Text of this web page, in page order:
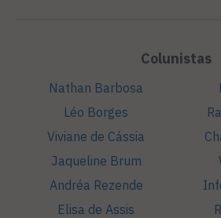
Colunistas
Nathan Barbosa
Léo Borges
Viviane de Cássia
Jaqueline Brum
Andréa Rezende
Elisa de Assis